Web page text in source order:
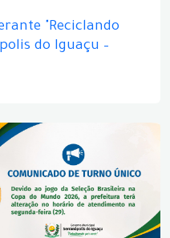
"Reciclando
do Iguaçu –